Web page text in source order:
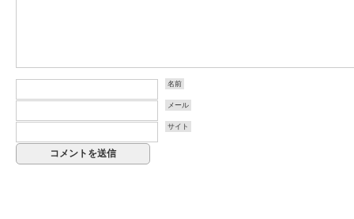
名前
メール
サイト